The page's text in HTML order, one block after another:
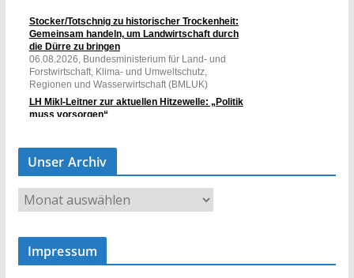
Unser Archiv
U
n
s
Impressum